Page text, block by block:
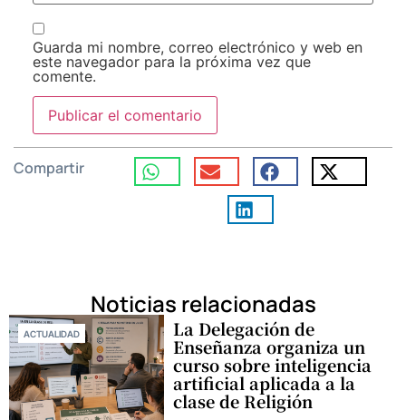
Guarda mi nombre, correo electrónico y web en
este navegador para la próxima vez que
comente.
Compartir
Noticias relacionadas
ACTUALIDAD La Delegación de
Enseñanza organiza un
curso sobre inteligencia
artificial aplicada a la
clase de Religión